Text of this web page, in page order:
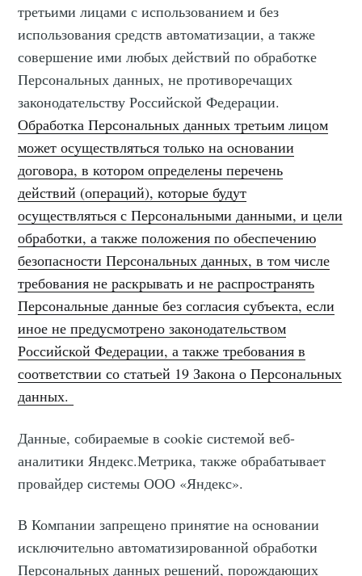
третьими лицами с использованием и без
использования средств автоматизации, а также
совершение ими любых действий по обработке
Персональных данных, не противоречащих
законодательству Российской Федерации.
Обработка Персональных данных третьим лицом
может осуществляться только на основании
договора, в котором определены перечень
действий (операций), которые будут
осуществляться с Персональными данными, и цели
обработки, а также положения по обеспечению
безопасности Персональных данных, в том числе
требования не раскрывать и не распространять
Персональные данные без согласия субъекта, если
иное не предусмотрено законодательством
Российской Федерации, а также требования в
соответствии со статьей 19 Закона о Персональных
данных.
Данные, собираемые в cookie системой веб-
аналитики Яндекс.Метрика, также обрабатывает
провайдер системы ООО «Яндекс».
В Компании запрещено принятие на основании
исключительно автоматизированной обработки
Персональных данных решений, порождающих